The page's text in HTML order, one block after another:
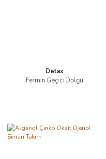
Detax
Fermin Geçici Dolgu